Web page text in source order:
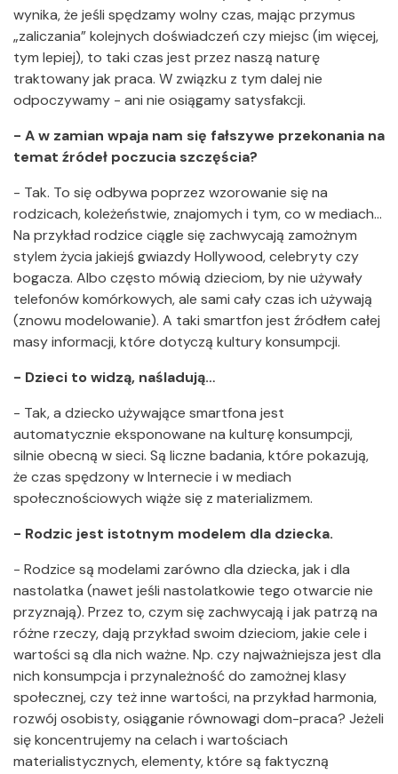
wynika, że jeśli spędzamy wolny czas, mając przymus
„zaliczania” kolejnych doświadczeń czy miejsc (im więcej,
tym lepiej), to taki czas jest przez naszą naturę
traktowany jak praca. W związku z tym dalej nie
odpoczywamy - ani nie osiągamy satysfakcji.
- A w zamian wpaja nam się fałszywe przekonania na
temat źródeł poczucia szczęścia?
- Tak. To się odbywa poprzez wzorowanie się na
rodzicach, koleżeństwie, znajomych i tym, co w mediach…
Na przykład rodzice ciągle się zachwycają zamożnym
stylem życia jakiejś gwiazdy Hollywood, celebryty czy
bogacza. Albo często mówią dzieciom, by nie używały
telefonów komórkowych, ale sami cały czas ich używają
(znowu modelowanie). A taki smartfon jest źródłem całej
masy informacji, które dotyczą kultury konsumpcji.
- Dzieci to widzą, naśladują…
- Tak, a dziecko używające smartfona jest
automatycznie eksponowane na kulturę konsumpcji,
silnie obecną w sieci. Są liczne badania, które pokazują,
że czas spędzony w Internecie i w mediach
społecznościowych wiąże się z materializmem.
- Rodzic jest istotnym modelem dla dziecka.
- Rodzice są modelami zarówno dla dziecka, jak i dla
nastolatka (nawet jeśli nastolatkowie tego otwarcie nie
przyznają). Przez to, czym się zachwycają i jak patrzą na
różne rzeczy, dają przykład swoim dzieciom, jakie cele i
wartości są dla nich ważne. Np. czy najważniejsza jest dla
nich konsumpcja i przynależność do zamożnej klasy
społecznej, czy też inne wartości, na przykład harmonia,
rozwój osobisty, osiąganie równowagi dom-praca? Jeżeli
się koncentrujemy na celach i wartościach
materialistycznych, elementy, które są faktyczną